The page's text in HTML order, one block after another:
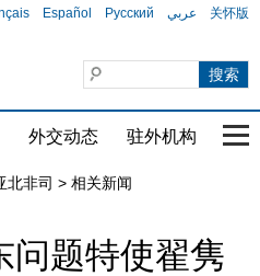
Español Русский عربي 关怀版
外交动态 驻外机构 国
北非司 > 相关新闻
问题特使翟隽